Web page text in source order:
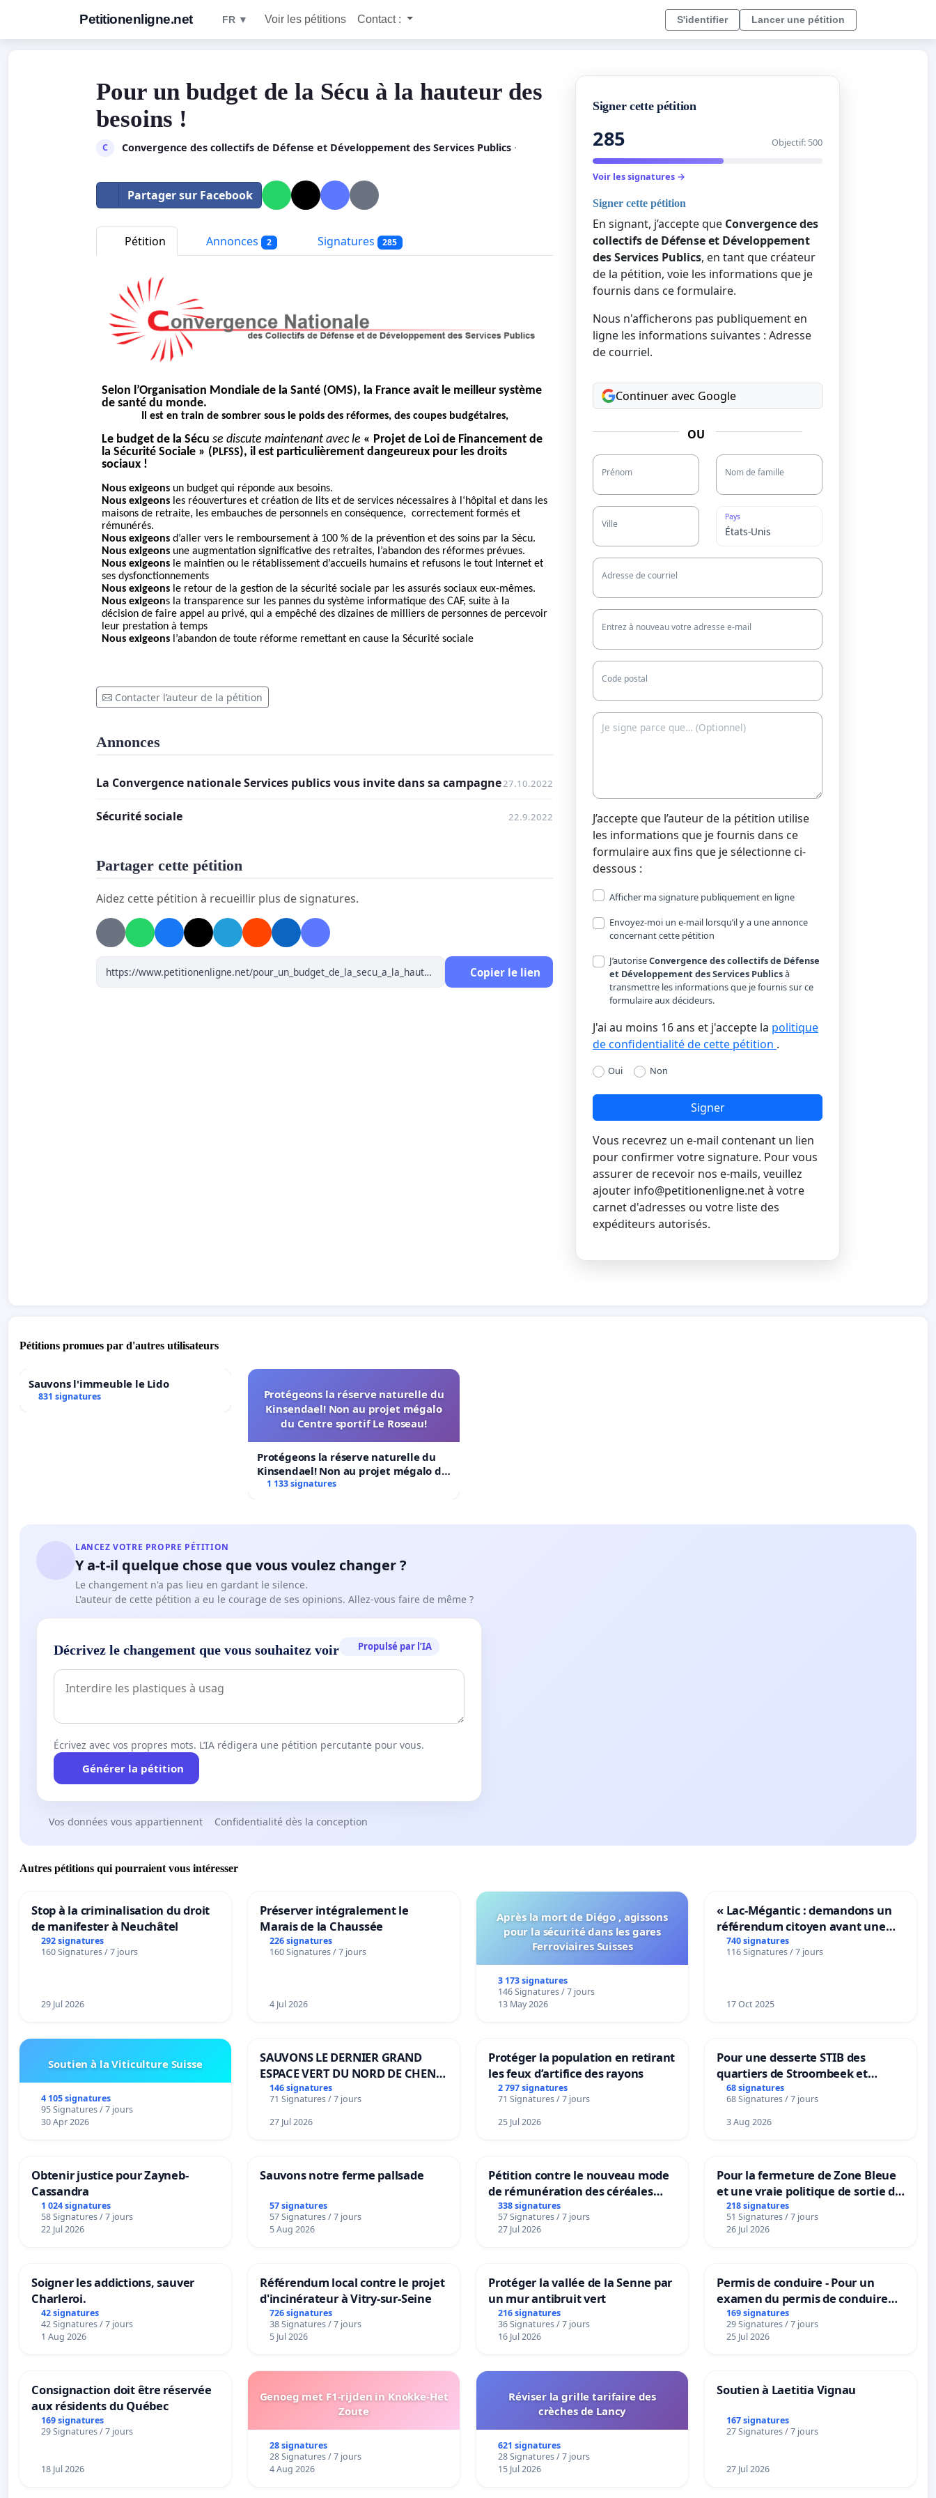
Petitionenligne.net FR ▼ Voir les pétitions Contact : S'identifier Lancer une pétition
Pour un budget de la Sécu à la hauteur des
besoins !
C Convergence des collectifs de Défense et Développement des Services Publics·
Partager sur Facebook
Pétition Annonces 2 Signatures 285
Selon l’Organisation Mondiale de la Santé (OMS), la France avait le meilleur système
de santé du monde.
Il est en train de sombrer sous le poids des réformes, des coupes budgétaires,
Le budget de la Sécu se discute maintenant avec le « Projet de Loi de Financement de
la Sécurité Sociale » ( PLFSS), il est particulièrement dangeureux pour les droits
sociaux !
Nous exigeons un budget qui réponde aux besoins.
Nous exigeons les réouvertures et création de lits et de services nécessaires à l‘hôpital et dans les
maisons de retraite, les embauches de personnels en conséquence, correctement formés et
rémunérés.
Nous exigeons d’aller vers le remboursement à 100 % de la prévention et des soins par la Sécu.
Nous exigeons une augmentation significative des retraites, l’abandon des réformes prévues.
Nous exigeons le maintien ou le rétablissement d’accueils humains et refusons le tout Internet et
ses dysfonctionnements
Nous exigeons le retour de la gestion de la sécurité sociale par les assurés sociaux eux-mêmes.
Nous exigeons la transparence sur les pannes du système informatique des CAF, suite à la
décision de faire appel au privé, qui a empêché des dizaines de milliers de personnes de percevoir
leur prestation à temps
Nous exigeons l’abandon de toute réforme remettant en cause la Sécurité sociale
Contacter l’auteur de la pétition
Annonces
La Convergence nationale Services publics vous invite dans sa campagne27.10.2022
Sécurité sociale 22.9.2022
Partager cette pétition
Aidez cette pétition à recueillir plus de signatures.
Copier le lien
Signer cette pétition
285 Objectif: 500
Voir les signatures →
Signer cette pétition
En signant, j’accepte que Convergence des
collectifs de Défense et Développement
des Services Publics, en tant que créateur
de la pétition, voie les informations que je
fournis dans ce formulaire.
Nous n'afficherons pas publiquement en
ligne les informations suivantes : Adresse
de courriel.
Continuer avec Google
OU
Prénom Nom de famille
Ville
Pays
Adresse de courriel
Entrez à nouveau votre adresse e-mail
Code postal
J’accepte que l’auteur de la pétition utilise
les informations que je fournis dans ce
formulaire aux fins que je sélectionne ci-
dessous :
Afficher ma signature publiquement en ligne
Envoyez-moi un e-mail lorsqu’il y a une annonce
concernant cette pétition
J’autoriseConvergence des collectifs de Défense
et Développement des Services Publicsà
transmettre les informations que je fournis sur ce
formulaire aux décideurs.
J'ai au moins 16 ans et j'accepte la politique
de confidentialité de cette pétition .
Oui Non
Signer
Vous recevrez un e-mail contenant un lien
pour confirmer votre signature. Pour vous
assurer de recevoir nos e-mails, veuillez
ajouter info@petitionenligne.netà votre
carnet d'adresses ou votre liste des
expéditeurs autorisés.
Pétitions promues par d'autres utilisateurs
Sauvons l'immeuble le Lido
831 signatures
Protégeons la réserve naturelle du
Kinsendael! Non au projet mégalo
du Centre sportif Le Roseau!
Protégeons la réserve naturelle du
Kinsendael! Non au projet mégalo du
Centre sportif Le Roseau!
1 133 signatures
LANCEZ VOTRE PROPRE PÉTITION
Y a-t-il quelque chose que vous voulez changer ?
Le changement n'a pas lieu en gardant le silence.
L'auteur de cette pétition a eu le courage de ses opinions. Allez-vous faire de même ?
Décrivez le changement que vous souhaitez voir Propulsé par l’IA
Écrivez avec vos propres mots. L’IA rédigera une pétition percutante pour vous.
Générer la pétition
Vos données vous appartiennent Confidentialité dès la conception
Autres pétitions qui pourraient vous intéresser
Stop à la criminalisation du droit
de manifester à Neuchâtel
292 signatures
160 Signatures / 7 jours
29 Jul 2026
Préserver intégralement le
Marais de la Chaussée
226 signatures
160 Signatures / 7 jours
4 Jul 2026
Après la mort de Diégo , agissons
pour la sécurité dans les gares
Ferroviaires Suisses
3 173 signatures
146 Signatures / 7 jours
13 May 2026
« Lac-Mégantic : demandons un
référendum citoyen avant une
transformation irréversible de
notre territoire »
740 signatures
116 Signatures / 7 jours
17 Oct 2025
Soutien à la Viticulture Suisse
4 105 signatures
95 Signatures / 7 jours
30 Apr 2026
SAUVONS LE DERNIER GRAND
ESPACE VERT DU NORD DE CHENE-
BOUGERIES
146 signatures
71 Signatures / 7 jours
27 Jul 2026
Protéger la population en retirant
les feux d’artifice des rayons
2 797 signatures
71 Signatures / 7 jours
25 Jul 2026
Pour une desserte STIB des
quartiers de Stroombeek et
Beauval - Voor een MIVB-
bediening van de wijken
Strombeek en Het Voor
68 signatures
68 Signatures / 7 jours
3 Aug 2026
Obtenir justice pour Zayneb-
Cassandra
1 024 signatures
58 Signatures / 7 jours
22 Jul 2026
Sauvons notre ferme pallsade
57 signatures
57 Signatures / 7 jours
5 Aug 2026
Pétition contre le nouveau mode
de rémunération des céréales
panifiables de Swiss granum basé
sur la teneur en protéines
338 signatures
57 Signatures / 7 jours
27 Jul 2026
Pour la fermeture de Zone Bleue
et une vraie politique de sortie de
la dépendance
218 signatures
51 Signatures / 7 jours
26 Jul 2026
Soigner les addictions, sauver
Charleroi.
42 signatures
42 Signatures / 7 jours
1 Aug 2026
Référendum local contre le projet
d'incinérateur à Vitry-sur-Seine
726 signatures
38 Signatures / 7 jours
5 Jul 2026
Protéger la vallée de la Senne par
un mur antibruit vert
216 signatures
36 Signatures / 7 jours
16 Jul 2026
Permis de conduire - Pour un
examen du permis de conduire
accessible dans plusieurs langues
à Bruxelles
169 signatures
29 Signatures / 7 jours
25 Jul 2026
Consignaction doit être réservée
aux résidents du Québec
169 signatures
29 Signatures / 7 jours
18 Jul 2026
Genoeg met F1-rijden in Knokke-Het
Zoute
28 signatures
28 Signatures / 7 jours
4 Aug 2026
Réviser la grille tarifaire des
crèches de Lancy
621 signatures
28 Signatures / 7 jours
15 Jul 2026
Soutien à Laetitia Vignau
167 signatures
27 Signatures / 7 jours
27 Jul 2026